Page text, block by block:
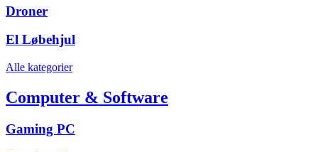
Droner
El Løbehjul
Alle kategorier
Computer & Software
Gaming PC